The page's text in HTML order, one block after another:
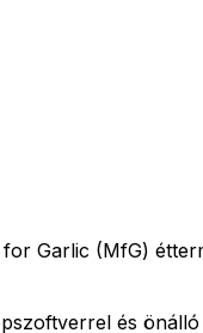
Garlic (MfG)
és